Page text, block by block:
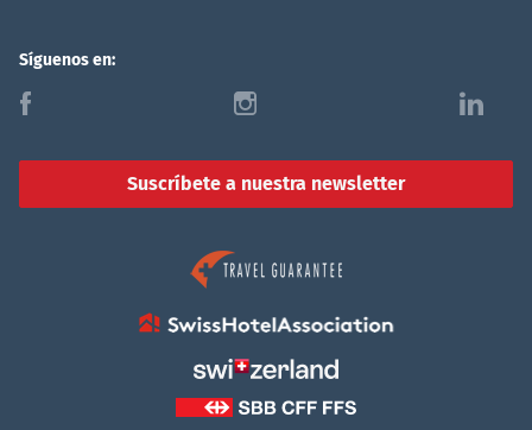
Síguenos en:
f i l
Suscríbete a nuestra newsletter